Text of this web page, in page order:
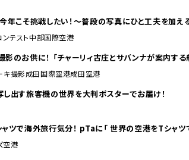
年こそ挑戦したい！～普段の写真にひと工夫を加え
ンテスト中部国際空港
のお供に！ 「チャーリィ古庄とサバンナが案内す
キ撮影成田国際空港成田空港
出す旅客機の世界を大判ポスターでお届け！
この夏は空港コードTシャツで海外旅行気分！ pTaに
空港